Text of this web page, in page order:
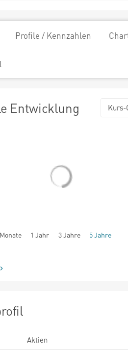
Profile / Kennzahlen
Entwicklung Kurs-
1 Jahr 3 Jahre 5 Jahre
Aktien